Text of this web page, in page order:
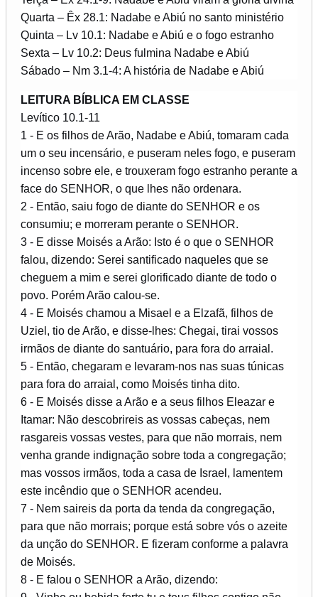
Quarta – Êx 28.1: Nadabe e Abiú no santo ministério
Quinta – Lv 10.1: Nadabe e Abiú e o fogo estranho
Sexta – Lv 10.2: Deus fulmina Nadabe e Abiú
Sábado – Nm 3.1-4: A história de Nadabe e Abiú
LEITURA BÍBLICA EM CLASSE
Levítico 10.1-11
1 - E os filhos de Arão, Nadabe e Abiú, tomaram cada
um o seu incensário, e puseram neles fogo, e puseram
incenso sobre ele, e trouxeram fogo estranho perante a
face do SENHOR, o que lhes não ordenara.
2 - Então, saiu fogo de diante do SENHOR e os
consumiu; e morreram perante o SENHOR.
3 - E disse Moisés a Arão: Isto é o que o SENHOR
falou, dizendo: Serei santificado naqueles que se
cheguem a mim e serei glorificado diante de todo o
povo. Porém Arão calou-se.
4 - E Moisés chamou a Misael e a Elzafã, filhos de
Uziel, tio de Arão, e disse-lhes: Chegai, tirai vossos
irmãos de diante do santuário, para fora do arraial.
5 - Então, chegaram e levaram-nos nas suas túnicas
para fora do arraial, como Moisés tinha dito.
6 - E Moisés disse a Arão e a seus filhos Eleazar e
Itamar: Não descobrireis as vossas cabeças, nem
rasgareis vossas vestes, para que não morrais, nem
venha grande indignação sobre toda a congregação;
mas vossos irmãos, toda a casa de Israel, lamentem
este incêndio que o SENHOR acendeu.
7 - Nem saireis da porta da tenda da congregação,
para que não morrais; porque está sobre vós o azeite
da unção do SENHOR. E fizeram conforme a palavra
de Moisés.
8 - E falou o SENHOR a Arão, dizendo: